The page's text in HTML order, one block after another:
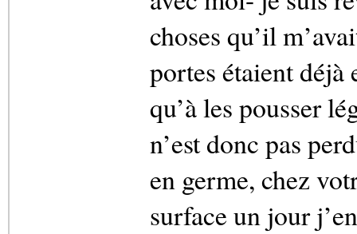
choses qu’il
portes étaient déjà
qu’à les pousser
n’est donc pas
en germe, chez
surface un jour